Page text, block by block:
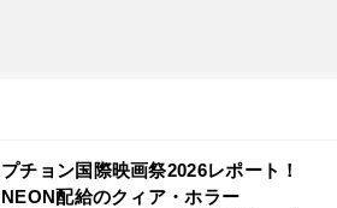
プチョン国際映画祭2026レポート！
NEON配給のクィア・ホラー